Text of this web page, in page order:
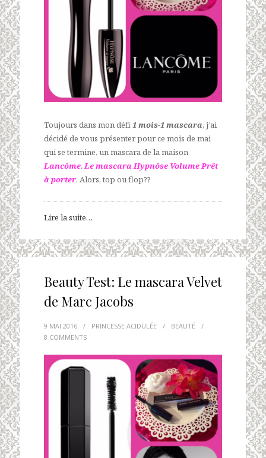
Toujours dans mon défi1 mois-1 mascara, j’ai
décidé de vous présenter pour ce mois de mai
qui se termine, un mascara de la maison
Lancôme.Le mascara Hypnôse Volume Prêt
à porter. Alors, top ou flop??
Lire la suite…
Beauty Test: Le mascara Velvet
de Marc Jacobs
9 MAI 2016 / PRINCESSE ACIDULÉE / BEAUTÉ
/
8 COMMENTS